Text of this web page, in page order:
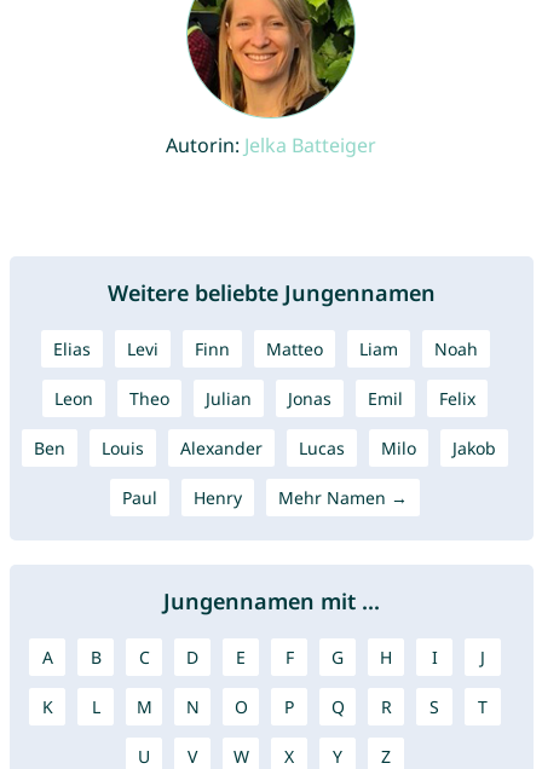
Autorin: Jelka Batteiger
Weitere beliebte Jungennamen
Elias Levi Finn Matteo Liam Noah
Leon Theo Julian Jonas Emil Felix
Ben Louis Alexander Lucas Milo Jakob
Paul Henry Mehr Namen →
Jungennamen mit ...
A B C D E F G H I J
K L M N O P Q R S T
U V W X Y Z